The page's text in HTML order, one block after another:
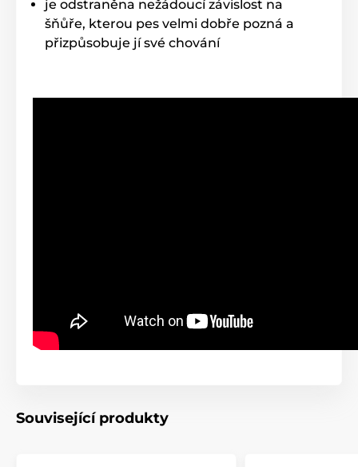
je odstraněna nežádoucí závislost na
šňůře, kterou pes velmi dobře pozná a
přizpůsobuje jí své chování
Související produkty